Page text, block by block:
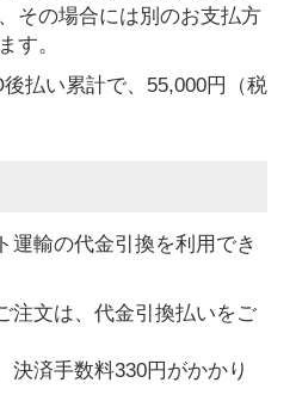
その場合には別のお支払方
す。
払い累計で、55,000円（税
運輸の代金引換を利用でき
注文は、代金引換払いをご
済手数料330円がかかり